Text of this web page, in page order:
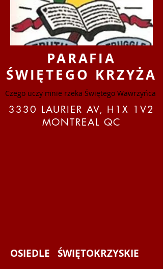
PARAFIA
ŚWIĘTEGO KRZYŻA
Czego uczy mnie rzeka Świętego Wawrzyńca
3330 LAURIER AV, H1X 1V2
MONTREAL QC
OSIEDLE ŚWIĘTOKRZYSKIE